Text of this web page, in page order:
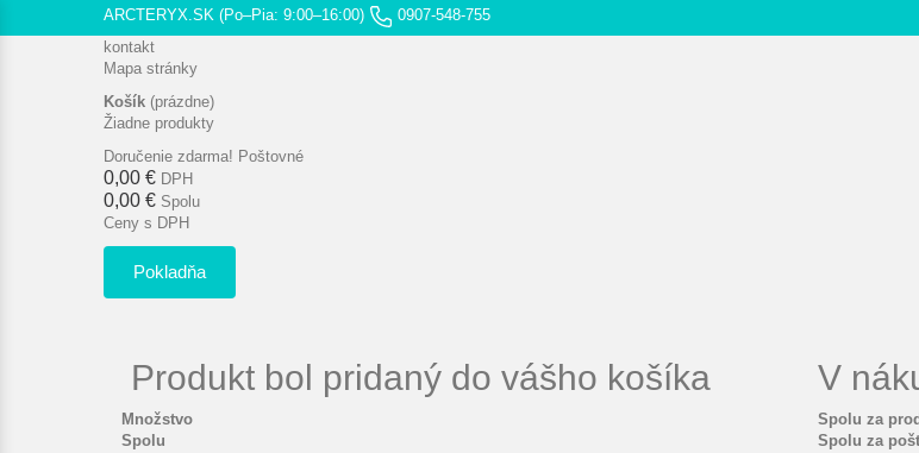
ARCTERYX.SK (Po–Pia: 9:00–16:00)
0907-548-755
kontakt
Mapa stránky
Košík (prázdne)
Žiadne produkty
Doručenie zdarma! Poštovné
0,00 € DPH
0,00 € Spolu
Ceny s DPH
Pokladňa
Produkt bol pridaný do vášho košíka
Množstvo
Spolu
V
Spolu za
Spolu za